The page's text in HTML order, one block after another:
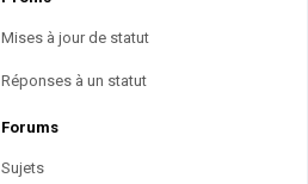
Mises à jour de statut
Réponses à un statut
Forums
Sujets